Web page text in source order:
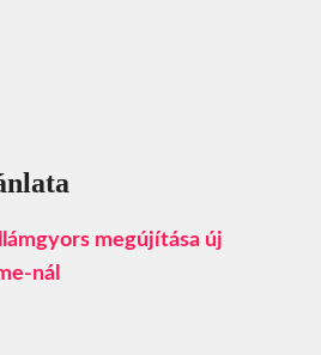
megújítása új
nál